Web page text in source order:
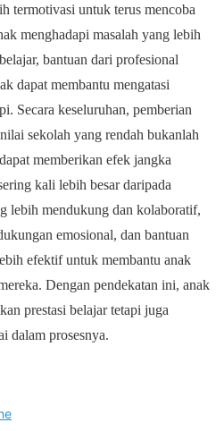
termotivasi untuk terus mencoba
menghadapi masalah yang lebih
bantuan dari profesional
dapat membantu mengatasi
Secara keseluruhan, pemberian
sekolah yang rendah bukanlah
memberikan efek jangka
kali lebih besar daripada
lebih mendukung dan kolaboratif,
emosional, dan bantuan
efektif untuk membantu anak
Dengan pendekatan ini, anak
prestasi belajar tetapi juga
dalam prosesnya.